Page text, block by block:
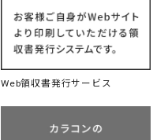
Web領収書発行サービス